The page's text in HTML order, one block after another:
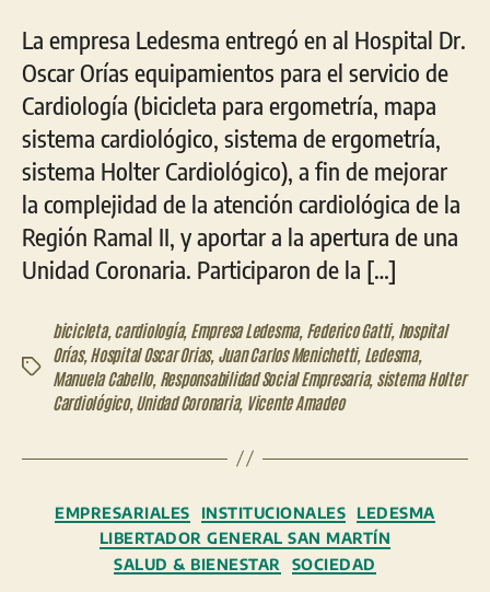
La empresa Ledesma entregó en al Hospital Dr.
Oscar Orías equipamientos para el servicio de
Cardiología (bicicleta para ergometría, mapa
sistema cardiológico, sistema de ergometría,
sistema Holter Cardiológico), a fin de mejorar
la complejidad de la atención cardiológica de la
Región Ramal II, y aportar a la apertura de una
Unidad Coronaria. Participaron de la […]
Etiquetas
bicicleta, cardiología, Empresa Ledesma, Federico Gatti, hospital
Orías, Hospital Oscar Orias, Juan Carlos Menichetti, Ledesma,
Manuela Cabello, Responsabilidad Social Empresaria, sistema Holter
Cardiológico, Unidad Coronaria, Vicente Amadeo
Categorías
EMPRESARIALES INSTITUCIONALES
LEDESMA
LIBERTADOR GENERAL SAN MARTÍN
SALUD & BIENESTAR
SOCIEDAD